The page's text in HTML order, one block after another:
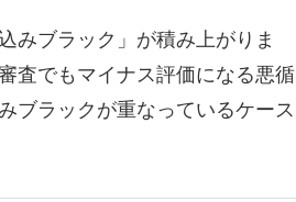
みブラック」が積み上がりま
査でもマイナス評価になる悪循
ブラックが重なっているケース